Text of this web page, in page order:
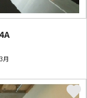
4A
月